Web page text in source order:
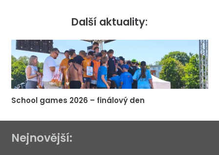
Další aktuality:
School games 2026 – finálový den
Nejnovější: